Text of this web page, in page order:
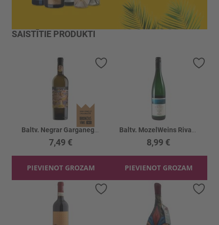
SAISTĪTIE PRODUKTI
7,49 €
PIEVIENOT GROZAM
Pievienot vēlmju sarakstam
8,99 €
PIEVIENOT GROZAM
Pievienot vēlmju sarakstam